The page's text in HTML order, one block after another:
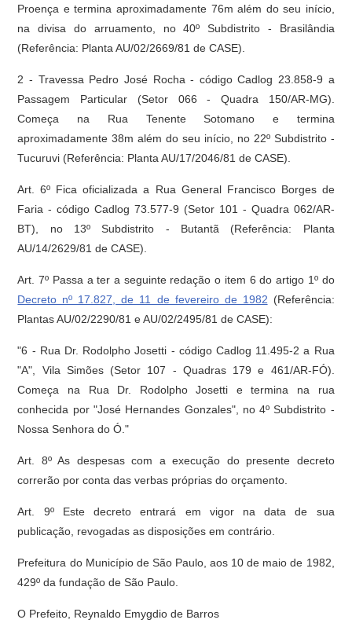
Proença e termina aproximadamente 76m além do seu início,
na divisa do arruamento, no 40º Subdistrito - Brasilândia
(Referência: Planta AU/02/2669/81 de CASE).
2 - Travessa Pedro José Rocha - código Cadlog 23.858-9 a
Passagem Particular (Setor 066 - Quadra 150/AR-MG).
Começa na Rua Tenente Sotomano e termina
aproximadamente 38m além do seu início, no 22º Subdistrito -
Tucuruvi (Referência: Planta AU/17/2046/81 de CASE).
Art. 6º Fica oficializada a Rua General Francisco Borges de
Faria - código Cadlog 73.577-9 (Setor 101 - Quadra 062/AR-
BT), no 13º Subdistrito - Butantã (Referência: Planta
AU/14/2629/81 de CASE).
Art. 7º Passa a ter a seguinte redação o item 6 do artigo 1º do
Decreto nº 17.827, de 11 de fevereiro de 1982 (Referência:
Plantas AU/02/2290/81 e AU/02/2495/81 de CASE):
"6 - Rua Dr. Rodolpho Josetti - código Cadlog 11.495-2 a Rua
"A", Vila Simões (Setor 107 - Quadras 179 e 461/AR-FÓ).
Começa na Rua Dr. Rodolpho Josetti e termina na rua
conhecida por "José Hernandes Gonzales", no 4º Subdistrito -
Nossa Senhora do Ó."
Art. 8º As despesas com a execução do presente decreto
correrão por conta das verbas próprias do orçamento.
Art. 9º Este decreto entrará em vigor na data de sua
publicação, revogadas as disposições em contrário.
Prefeitura do Município de São Paulo, aos 10 de maio de 1982,
429º da fundação de São Paulo.
O Prefeito, Reynaldo Emygdio de Barros